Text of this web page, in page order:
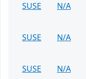
SUSE
N/A
SUSE
N/A
SUSE
N/A